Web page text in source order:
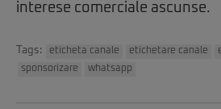
interese comerciale ascunse.
Tags: eticheta canale etichetare canale
sponsorizare
whatsapp